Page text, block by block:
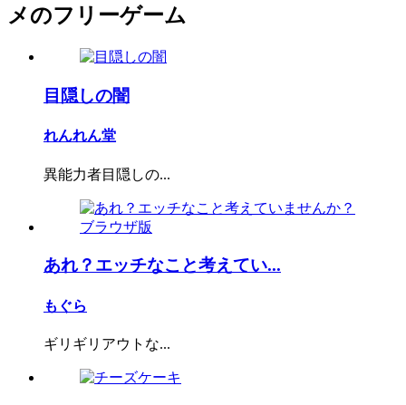
メのフリーゲーム
目隠しの闇
れんれん堂
異能力者目隠しの...
あれ？エッチなこと考えてい...
もぐら
ギリギリアウトな...